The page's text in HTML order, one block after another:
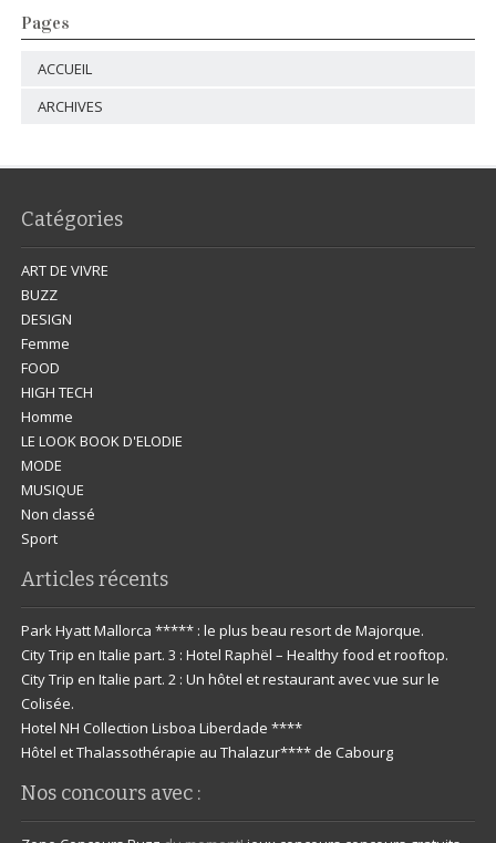
Pages
ACCUEIL
ARCHIVES
Catégories
ART DE VIVRE
BUZZ
DESIGN
Femme
FOOD
HIGH TECH
Homme
LE LOOK BOOK D'ELODIE
MODE
MUSIQUE
Non classé
Sport
Articles récents
Park Hyatt Mallorca ***** : le plus beau resort de Majorque.
City Trip en Italie part. 3 : Hotel Raphël – Healthy food et rooftop.
City Trip en Italie part. 2 : Un hôtel et restaurant avec vue sur le
Colisée.
Hotel NH Collection Lisboa Liberdade ****
Hôtel et Thalassothérapie au Thalazur**** de Cabourg
Nos concours avec :